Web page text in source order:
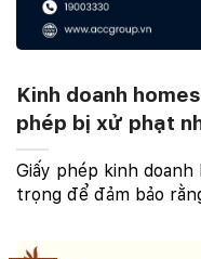
Kinh doanh
phép bị xử phạt
Giấy phép kinh
trọng để đảm bảo
không đăng ký giấy